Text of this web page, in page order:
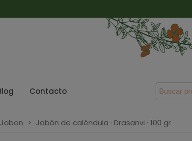
Contacto
> Jabón de caléndula · Drasanvi · 100 gr